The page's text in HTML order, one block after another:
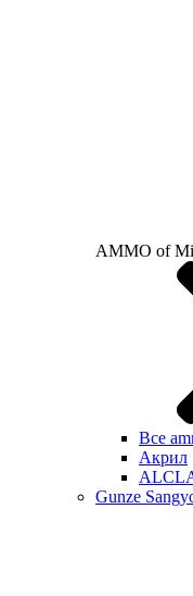
AMMO of
Все
Акрил
Gunze